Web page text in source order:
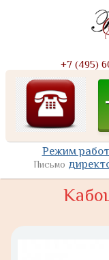
+7 (495)
Режим
Письмо